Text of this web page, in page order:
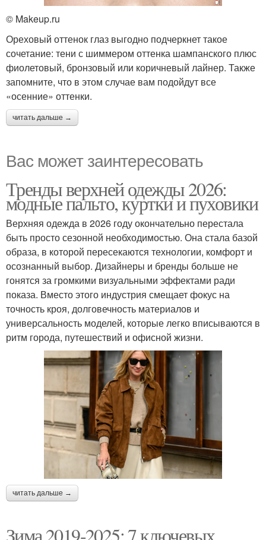
© Makeup.ru
Ореховый оттенок глаз выгодно подчеркнет такое
сочетание: тени с шиммером оттенка шампанского плюс
фиолетовый, бронзовый или коричневый лайнер. Также
запомните, что в этом случае вам подойдут все
«осенние» оттенки.
читать дальше →
Вас может заинтересовать
Тренды верхней одежды 2026:
модные пальто, куртки и пуховики
Верхняя одежда в 2026 году окончательно перестала
быть просто сезонной необходимостью. Она стала базой
образа, в которой пересекаются технологии, комфорт и
осознанный выбор. Дизайнеры и бренды больше не
гонятся за громкими визуальными эффектами ради
показа. Вместо этого индустрия смещает фокус на
точность кроя, долговечность материалов и
универсальность моделей, которые легко вписываются в
ритм города, путешествий и офисной жизни.
читать дальше →